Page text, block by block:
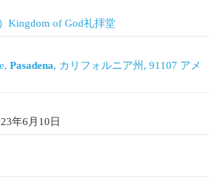
Kingdom of God礼拝堂
Pasadena, カリフォルニア州, 91107 アメ
年6月10日